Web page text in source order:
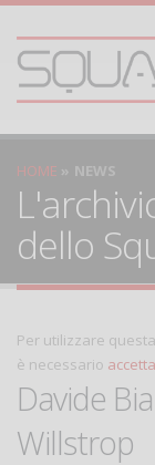
HOME NEWS
dello
Per utilizzare
è necessario
Davide
Willstrop